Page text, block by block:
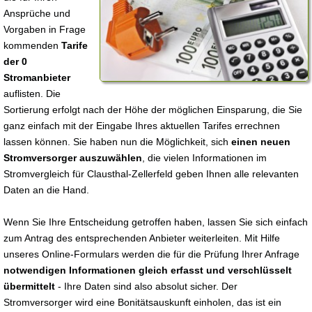
Ansprüche und
Vorgaben in Frage
kommenden Tarife
der 0
Stromanbieter
auflisten. Die
Sortierung erfolgt nach der Höhe der möglichen Einsparung, die Sie
ganz einfach mit der Eingabe Ihres aktuellen Tarifes errechnen
lassen können. Sie haben nun die Möglichkeit, sich einen neuen
Stromversorger auszuwählen , die vielen Informationen im
Stromvergleich für Clausthal-Zellerfeld geben Ihnen alle relevanten
Daten an die Hand.
Wenn Sie Ihre Entscheidung getroffen haben, lassen Sie sich einfach
zum Antrag des entsprechenden Anbieter weiterleiten. Mit Hilfe
unseres Online-Formulars werden die für die Prüfung Ihrer Anfrage
notwendigen Informationen gleich erfasst und verschlüsselt
übermittelt - Ihre Daten sind also absolut sicher. Der
Stromversorger wird eine Bonitätsauskunft einholen, das ist ein